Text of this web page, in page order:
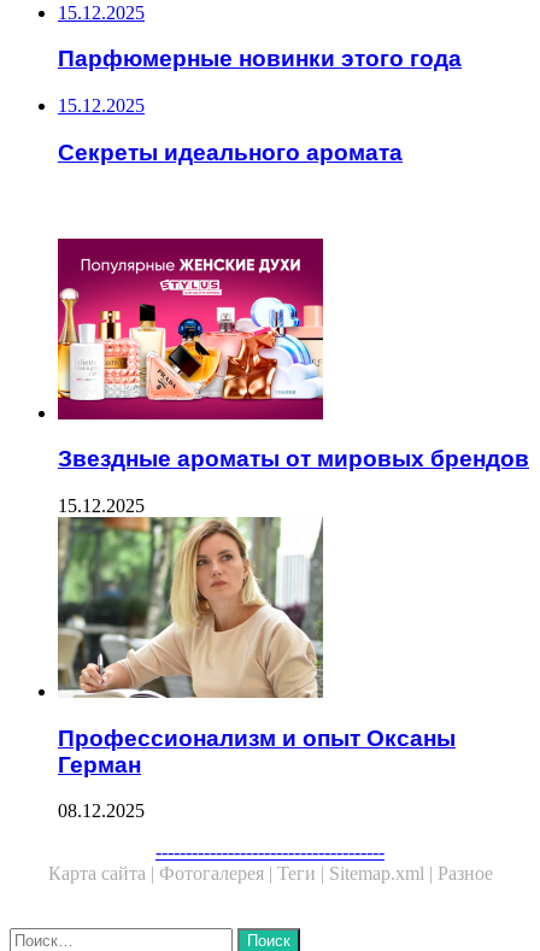
15.12.2025
Парфюмерные новинки этого года
15.12.2025
Секреты идеального аромата
Звездные ароматы от мировых брендов
15.12.2025
Профессионализм и опыт Оксаны
Герман
08.12.2025
--------------------------------------
Карта сайта | Фотогалерея | Теги | Sitemap.xml | Разное
Close
Найти: